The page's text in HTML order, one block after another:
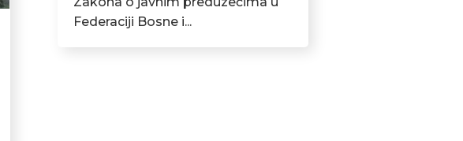
Federaciji Bosne i...